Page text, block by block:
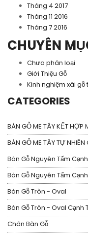
Tháng 4 2017
Tháng 11 2016
Tháng 7 2016
CHUYÊN
Chưa phân loại
Giới Thiệu Gỗ
Kinh nghiệm xài
CATEGORIES
BÀN GỖ ME TÂY KẾT HỢP
BÀN GỖ ME TÂY TỰ
Bàn Gỗ Nguyên Tấm
Bàn Gỗ Nguyên Tấm
Bàn Gỗ Tròn - Oval
Bàn Gỗ Tròn - Oval Cạnh
Chân Bàn Gỗ